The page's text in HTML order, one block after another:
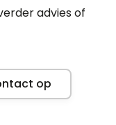
advies of
op